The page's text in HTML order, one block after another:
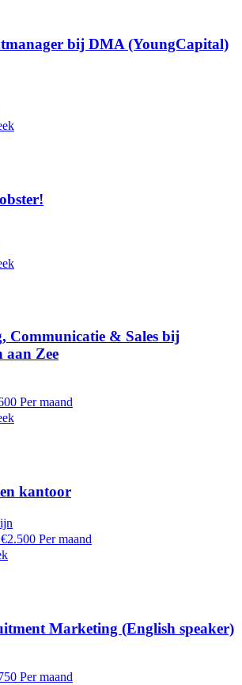
bij DMA (YoungCapital)
Communicatie & Sales bij
aan Zee
Per maand
kantoor
Per maand
Marketing (English speaker)
Per maand